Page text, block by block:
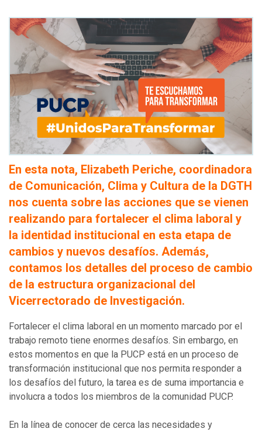
En esta nota, Elizabeth Periche, coordinadora
de Comunicación, Clima y Cultura de la DGTH
nos cuenta sobre las acciones que se vienen
realizando para fortalecer el clima laboral y
la identidad institucional en esta etapa de
cambios y nuevos desafíos. Además,
contamos los detalles del proceso de cambio
de la estructura organizacional del
Vicerrectorado de Investigación.
Fortalecer el clima laboral en un momento marcado por el
trabajo remoto tiene enormes desafíos. Sin embargo, en
estos momentos en que la PUCP está en un proceso de
transformación institucional que nos permita responder a
los desafíos del futuro, la tarea es de suma importancia e
involucra a todos los miembros de la comunidad PUCP.
En la línea de conocer de cerca las necesidades y